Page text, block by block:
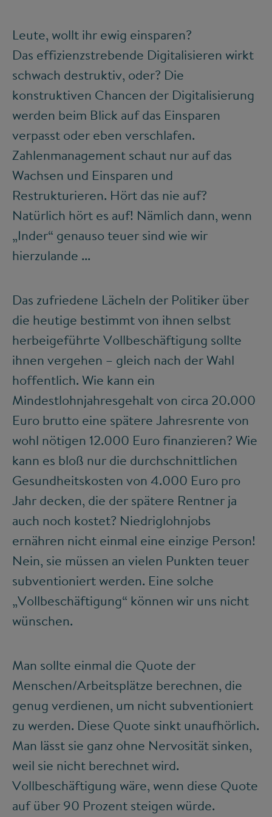
Leute, wollt ihr ewig einsparen?
Das effizienzstrebende Digitalisieren wirkt
schwach destruktiv, oder? Die
konstruktiven Chancen der Digitalisierung
werden beim Blick auf das Einsparen
verpasst oder eben verschlafen.
Zahlenmanagement schaut nur auf das
Wachsen und Einsparen und
Restrukturieren. Hört das nie auf?
Natürlich hört es auf! Nämlich dann, wenn
„Inder“ genauso teuer sind wie wir
hierzulande ...
Das zufriedene Lächeln der Politiker über
die heutige bestimmt von ihnen selbst
herbeigeführte Vollbeschäftigung sollte
ihnen vergehen – gleich nach der Wahl
hoffentlich. Wie kann ein
Mindestlohnjahresgehalt von circa 20.000
Euro brutto eine spätere Jahresrente von
wohl nötigen 12.000 Euro finanzieren? Wie
kann es bloß nur die durchschnittlichen
Gesundheitskosten von 4.000 Euro pro
Jahr decken, die der spätere Rentner ja
auch noch kostet? Niedriglohnjobs
ernähren nicht einmal eine einzige Person!
Nein, sie müssen an vielen Punkten teuer
subventioniert werden. Eine solche
„Vollbeschäftigung“ können wir uns nicht
wünschen.
Man sollte einmal die Quote der
Menschen/Arbeitsplätze berechnen, die
genug verdienen, um nicht subventioniert
zu werden. Diese Quote sinkt unaufhörlich.
Man lässt sie ganz ohne Nervosität sinken,
weil sie nicht berechnet wird.
Vollbeschäftigung wäre, wenn diese Quote
auf über 90 Prozent steigen würde.